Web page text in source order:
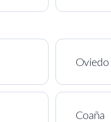
Oviedo
Coaña